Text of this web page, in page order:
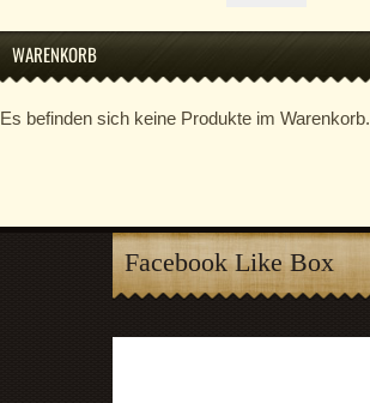
WARENKORB
Es befinden sich keine Produkte im Warenkorb.
Facebook Like Box